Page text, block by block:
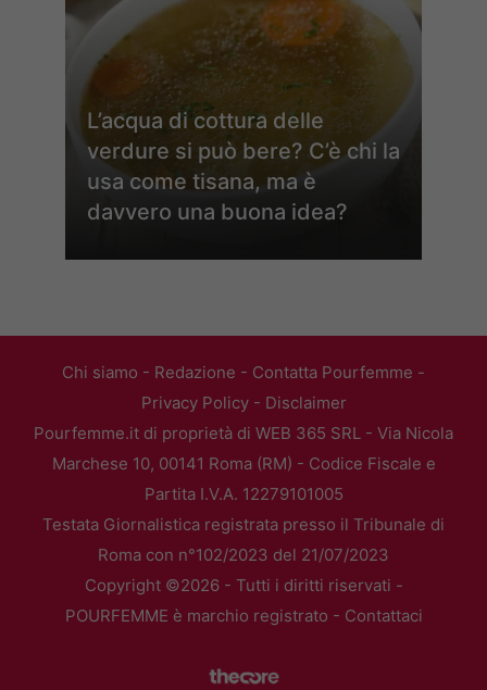
L’acqua di cottura delle
verdure si può bere? C’è chi la
usa come tisana, ma è
davvero una buona idea?
Chi siamo - Redazione - Contatta Pourfemme -
Privacy Policy- Disclaimer
Pourfemme.it di proprietà di WEB 365 SRL - Via Nicola
Marchese 10, 00141 Roma (RM) - Codice Fiscale e
Partita I.V.A. 12279101005
Testata Giornalistica registrata presso il Tribunale di
Roma con n°102/2023 del 21/07/2023
Copyright ©2026 - Tutti i diritti riservati -
POURFEMME è marchio registrato - Contattaci